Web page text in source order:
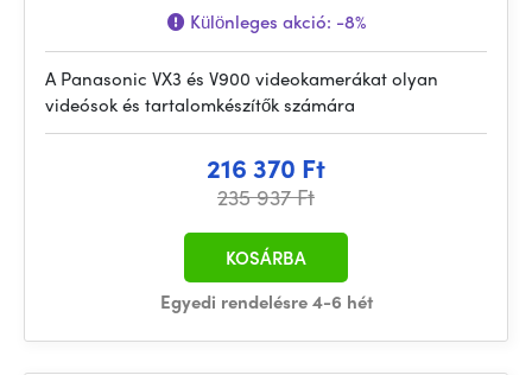
Különleges akció: -8%
A Panasonic VX3 és V900 videokamerákat olyan
videósok és tartalomkészítők számára
216 370 Ft
235 937 Ft
Egyedi rendelésre 4-6 hét
KOSÁRBA